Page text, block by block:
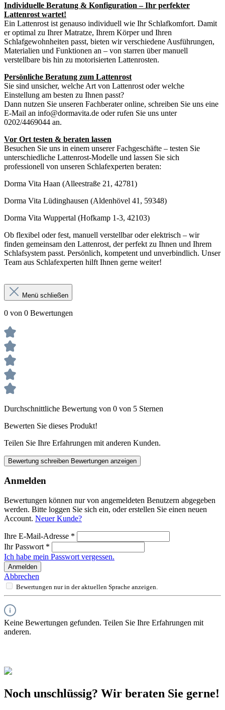
Individuelle Beratung & Konfiguration – Ihr perfekter
Lattenrost wartet!
Ein Lattenrost ist genauso individuell wie Ihr Schlafkomfort. Damit
er optimal zu Ihrer Matratze, Ihrem Körper und Ihren
Schlafgewohnheiten passt, bieten wir verschiedene Ausführungen,
Materialien und Funktionen an – von starren über manuell
verstellbare bis hin zu motorisierten Lattenrosten.
Persönliche Beratung zum Lattenrost
Sie sind unsicher, welche Art von Lattenrost oder welche
Einstellung am besten zu Ihnen passt?
Dann nutzen Sie unseren Fachberater online, schreiben Sie uns eine
E-Mail an info@dormavita.de oder rufen Sie uns unter
0202/4469044 an.
Vor Ort testen & beraten lassen
Besuchen Sie uns in einem unserer Fachgeschäfte – testen Sie
unterschiedliche Lattenrost-Modelle und lassen Sie sich
professionell von unseren Schlafexperten beraten:
Dorma Vita Haan (Alleestraße 21, 42781)
Dorma Vita Lüdinghausen (Aldenhövel 41, 59348)
Dorma Vita Wuppertal (Hofkamp 1-3, 42103)
Ob flexibel oder fest, manuell verstellbar oder elektrisch – wir
finden gemeinsam den Lattenrost, der perfekt zu Ihnen und Ihrem
Schlafsystem passt. Persönlich, kompetent und unverbindlich. Unser
Team aus Schlafexperten hilft Ihnen gerne weiter!
Menü schließen
0 von 0 Bewertungen
Durchschnittliche Bewertung von 0 von 5 Sternen
Bewerten Sie dieses Produkt!
Teilen Sie Ihre Erfahrungen mit anderen Kunden.
Bewertung schreiben Bewertungen anzeigen
Anmelden
Bewertungen können nur von angemeldeten Benutzern abgegeben
werden. Bitte loggen Sie sich ein, oder erstellen Sie einen neuen
Account. Neuer Kunde?
Ihre E-Mail-Adresse *
Ihr Passwort *
Ich habe mein Passwort vergessen.
Anmelden
Abbrechen
Bewertungen nur in der aktuellen Sprache anzeigen.
Keine Bewertungen gefunden. Teilen Sie Ihre Erfahrungen mit
anderen.
Noch unschlüssig? Wir beraten Sie gerne!